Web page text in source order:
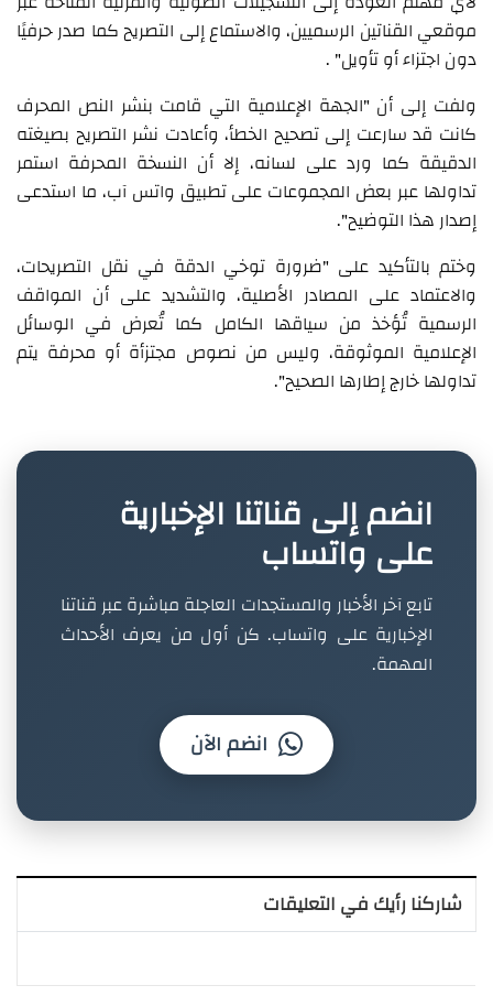
موقعي القناتين الرسميين، والاستماع إلى التصريح كما صدر حرفيًا
دون اجتزاء أو تأويل" .
ولفت إلى أن "الجهة الإعلامية التي قامت بنشر النص المحرف
كانت قد سارعت إلى تصحيح الخطأ، وأعادت نشر التصريح بصيغته
الدقيقة كما ورد على لسانه، إلا أن النسخة المحرفة استمر
تداولها عبر بعض المجموعات على تطبيق واتس آب، ما استدعى
إصدار هذا التوضيح".
وختم بالتأكيد على "ضرورة توخي الدقة في نقل التصريحات،
والاعتماد على المصادر الأصلية، والتشديد على أن المواقف
الرسمية تُؤخذ من سياقها الكامل كما تُعرض في الوسائل
الإعلامية الموثوقة، وليس من نصوص مجتزأة أو محرفة يتم
تداولها خارج إطارها الصحيح".
انضم إلى قناتنا الإخبارية
على واتساب
تابع آخر الأخبار والمستجدات العاجلة مباشرة عبر قناتنا
الإخبارية على واتساب. كن أول من يعرف الأحداث
المهمة.
انضم الآن
شاركنا رأيك في التعليقات